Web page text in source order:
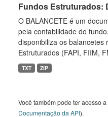
Fundos Estruturados:
O BALANCETE é um
pela contabilidade do
disponibiliza os balancetes
Estruturados (FAPI, FIIM,
TXT ZIP
Você também pode ter acesso
Documentação da API).